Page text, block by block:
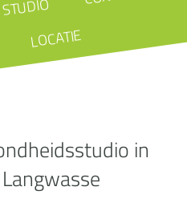
STUDIO
LOCATIE
in